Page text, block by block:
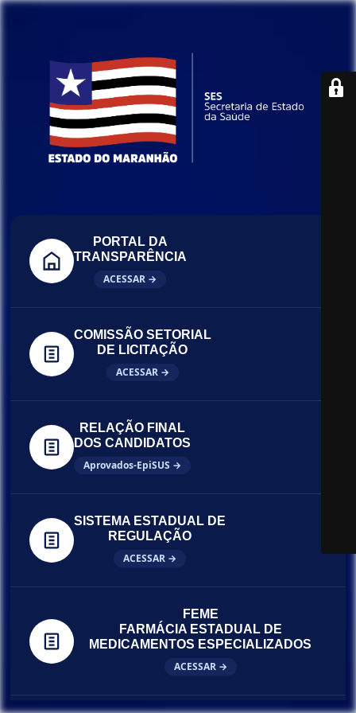
PORTAL DA
TRANSPARÊNCIA
ACESSAR →
COMISSÃO SETORIAL
DE LICITAÇÃO
ACESSAR →
RELAÇÃO FINAL
DOS CANDIDATOS
Aprovados-EpiSUS →
SISTEMA ESTADUAL DE
REGULAÇÃO
ACESSAR →
FEME
FARMÁCIA ESTADUAL DE
MEDICAMENTOS ESPECIALIZADOS
ACESSAR →